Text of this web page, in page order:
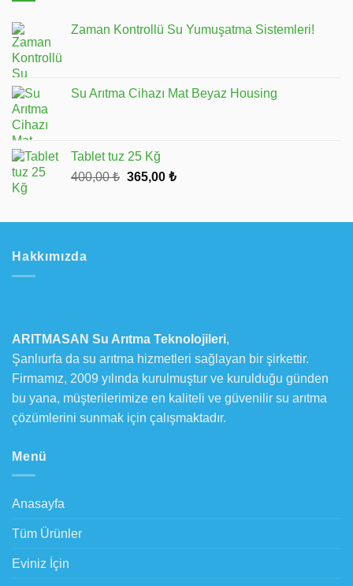
Zaman Kontrollü Su Yumuşatma Sistemleri!
Su Arıtma Cihazı Mat Beyaz Housing
Tablet tuz 25 Kğ
400,00₺ Orijinal
365,00 ₺Şu
365,00 ₺.
Hakkımızda
ARITMASAN Su Arıtma Teknolojileri,
Şanlıurfa da su arıtma hizmetleri sağlayan bir şirkettir.
Firmamız, 2009 yılında kurulmuştur ve kurulduğu günden
bu yana, müşterilerimize en kaliteli ve güvenilir su arıtma
çözümlerini sunmak için çalışmaktadır.
Menü
Anasayfa
Tüm Ürünler
Eviniz İçin